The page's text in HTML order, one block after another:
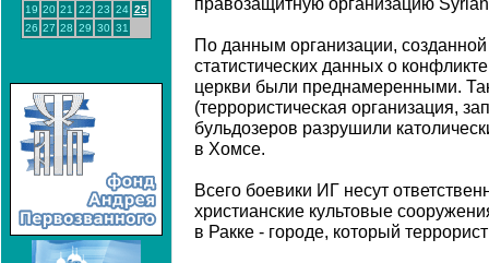
19 20 21 22 23 24 25
26 27 28 29 30 31
правозащитную организацию
По данным организации,
статистических данных о
церкви были преднамеренными.
(террористическая организация,
бульдозеров разрушили
в Хомсе.
Всего боевики ИГ несут
христианские культовые
в Ракке - городе, который